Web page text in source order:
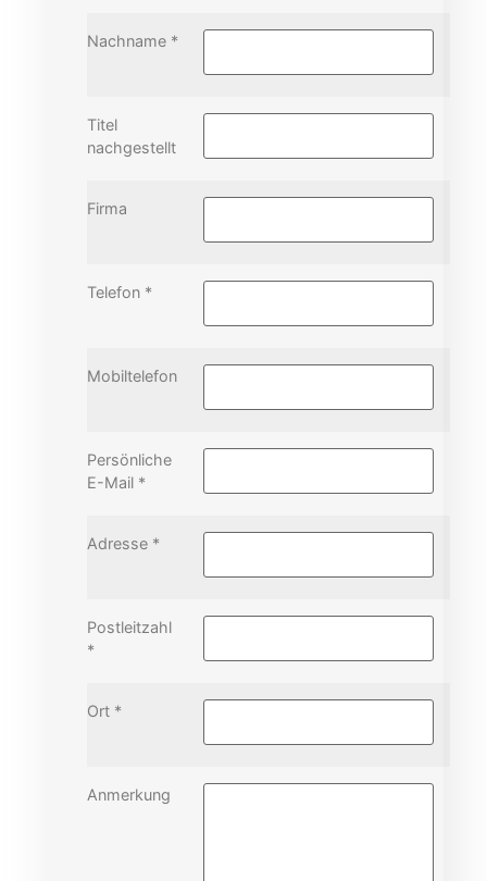
Nachname *
Titel
nachgestellt
Firma
Telefon *
Mobiltelefon
Persönliche
E-Mail *
Adresse *
Postleitzahl
*
Ort *
Anmerkung